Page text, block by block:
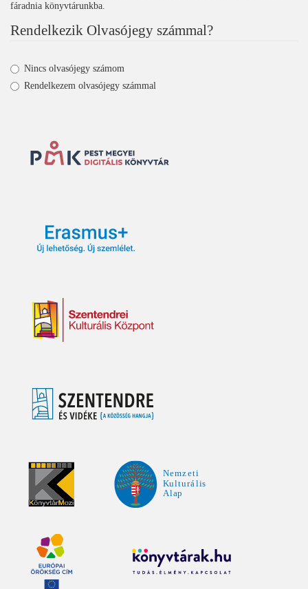
fáradnia könyvtárunkba.
Rendelkezik Olvasójegy számmal?
Nincs olvasójegy számom
Rendelkezem olvasójegy számmal